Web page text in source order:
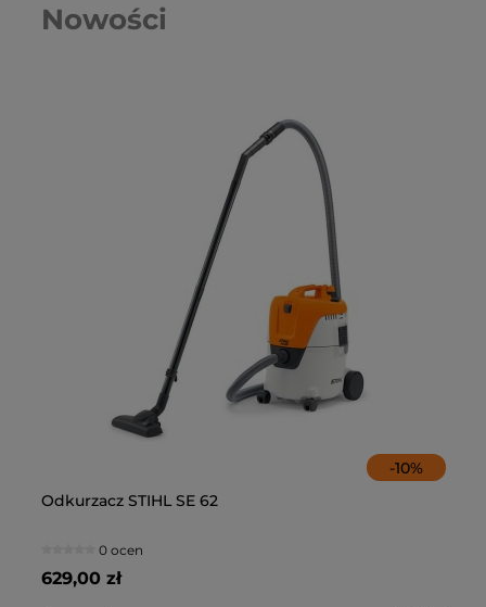
Nowości
-10%
Odkurzacz STIHL SE 62
0 ocen
629,00 zł